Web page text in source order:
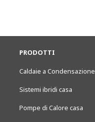
PRODOTTI
Caldaie a Condensazione
Sistemi ibridi casa
Pompe di Calore casa